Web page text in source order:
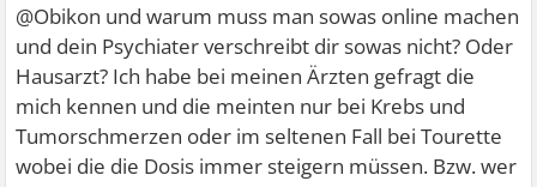
@Obikon und warum muss man sowas online machen
und dein Psychiater verschreibt dir sowas nicht? Oder
Hausarzt? Ich habe bei meinen Ärzten gefragt die
mich kennen und die meinten nur bei Krebs und
Tumorschmerzen oder im seltenen Fall bei Tourette
wobei die die Dosis immer steigern müssen. Bzw. wer